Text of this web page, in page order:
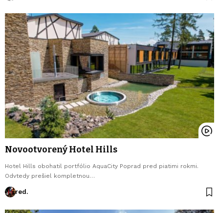
Novootvorený Hotel Hills
Hotel Hills obohatil portfólio AquaCity Poprad pred piatimi rokmi.
Odvtedy prešiel kompletnou…
red.